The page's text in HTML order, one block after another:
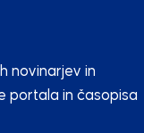
novinarjev in
portala in časopisa